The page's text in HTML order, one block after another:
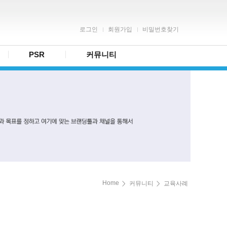
로그인 회원가입 비밀번호찾기
PSR 커뮤니티
Home 커뮤니티 교육사례